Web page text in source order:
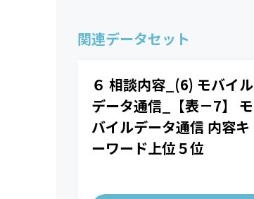
関連データセット
６ 相談内容_(6) モバイル
データ通信_【表－7】 モ
バイルデータ通信 内容キ
ーワード上位５位